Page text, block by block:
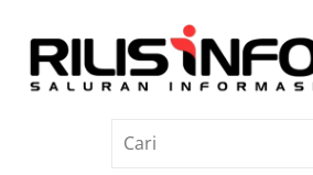
contentRilis